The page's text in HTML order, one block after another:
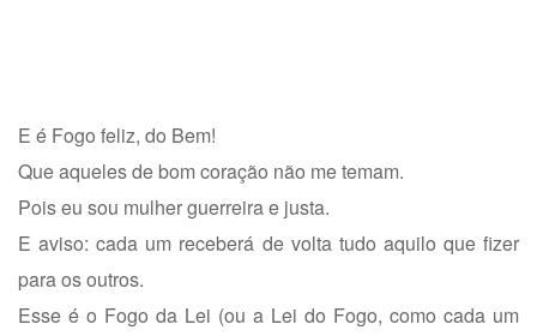
E é Fogo feliz, do Bem!
Que aqueles de bom coração não me temam.
Pois eu sou mulher guerreira e justa.
E aviso: cada um receberá de volta tudo aquilo que fizer
para os outros.
Esse é o Fogo da Lei (ou a Lei do Fogo, como cada um